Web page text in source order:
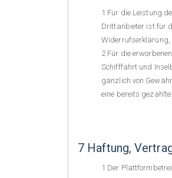
Für die Leistung
Drittanbieter ist für
Widerrufserklärung,
Für die
Schifffahrt und
gänzlich von
eine bereits
7 Haftung,
Der